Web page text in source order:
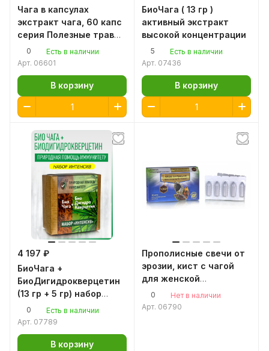
Чага в капсулах
экстракт чага, 60 капс
серия Полезные травы
Чага березовая
натуральная, чага
алтайская чага
0
Есть в наличии
Арт. 06601
В корзину
БиоЧага ( 13 гр )
активный экстракт
высокой концентрации
5
Есть в наличии
Арт. 07436
В корзину
4 197 ₽
БиоЧага +
БиоДигидрокверцетин
(13 гр + 5 гр) набор
ИНТЕНСИВ удвоенная
защита в период
0
Есть в наличии
Арт. 07789
В корзину
Прополисные свечи от
эрозии, кист с чагой
для женской
мочеполовой системы
от вагиноза, 10 шт Жива
0
Нет в наличии
Арт. 06790